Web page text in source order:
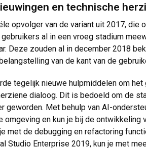
en technische
opvolger van de variant uit 2017,
al in een vroeg stadium
Deze zouden al in december 2018
van de kant van de
tegelijk nieuwe hulpmiddelen om
dialoog. Dit is bedoeld om de
geworden. Met behulp van AI-
en kun je bij de
met de debugging en refactoring
Studio Enterprise 2019, kun je met